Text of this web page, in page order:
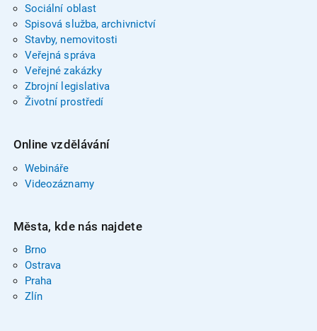
Sociální oblast
Spisová služba, archivnictví
Stavby, nemovitosti
Veřejná správa
Veřejné zakázky
Zbrojní legislativa
Životní prostředí
Online vzdělávání
Webináře
Videozáznamy
Města, kde nás najdete
Brno
Ostrava
Praha
Zlín